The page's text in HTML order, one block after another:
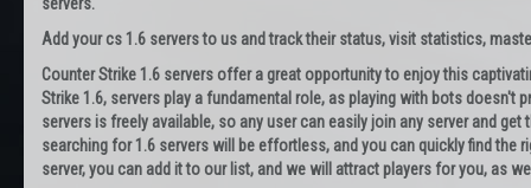
Add your cs 1.6 servers to us and track their status, visit statistics,
Counter Strike 1.6 servers offer a great opportunity to enjoy this
Strike 1.6, servers play a fundamental role, as playing with bots
servers is freely available, so any user can easily join any server and
searching for 1.6 servers will be effortless, and you can quickly find
server, you can add it to our list, and we will attract players for you, as